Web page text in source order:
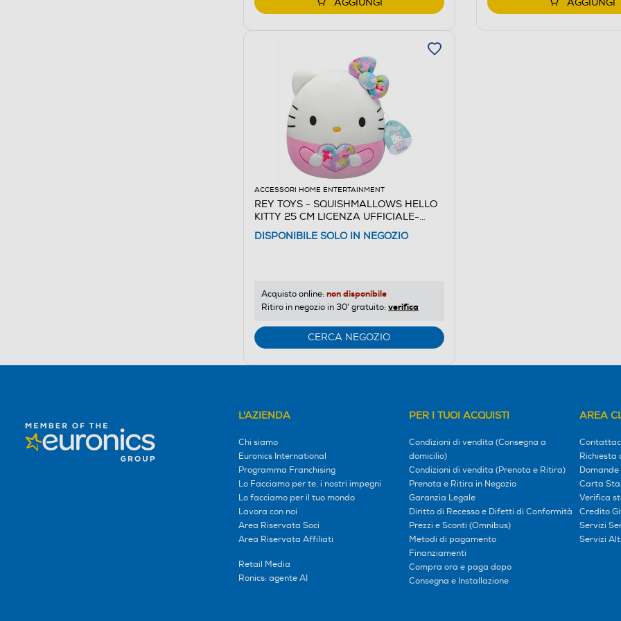
ACCESSORI HOME ENTERTAINMENT
REY TOYS - SQUISHMALLOWS HELLO
KITTY 25 CM LICENZA UFFICIALE-
Multicolore
DISPONIBILE SOLO IN NEGOZIO
Acquisto online: non disponibile
Ritiro in negozio in 30' gratuito: verifica
CERCA NEGOZIO
L'AZIENDA
Chi siamo
Euronics International
Programma Franchising
Lo Facciamo per te, i nostri impegni
Lo facciamo per il tuo mondo
Lavora con noi
Area Riservata Soci
Area Riservata Affiliati
Retail Media
Ronics: agente AI
PER I TUOI ACQUISTI
Condizioni di vendita (Consegna a
domicilio)
Condizioni di vendita (Prenota e Ritira)
Prenota e Ritira in Negozio
Garanzia Legale
Diritto di Recesso e Difetti di Conformità
Prezzi e Sconti (Omnibus)
Metodi di pagamento
Finanziamenti
Compra ora e paga dopo
Consegna e Installazione
AREA
Richiesta
Carta
Verifica
Credito
Servizi
Servizi